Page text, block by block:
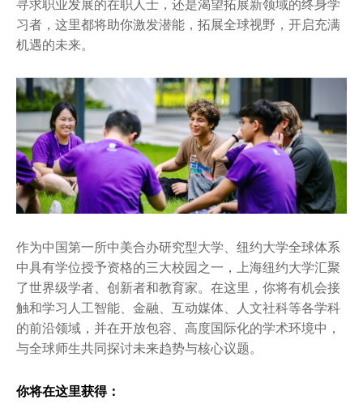
寻求职业发展的在职人士，还是渴望拓展新领域的终身学
习者，这里都将助你激发潜能，拓展全球视野，开启充满
机遇的未来。
作为中国第一所中美合办研究型大学、纽约大学全球体系
中具有学位授予资格的三大校园之一，上海纽约大学汇聚
了世界级学者、创新者和教育家。在这里，你将有机会接
触和学习人工智能、金融、互动媒体、人文社科等各学科
的前沿领域，并在开放包容、高度国际化的学术环境中，
与全球师生共同探讨未来趋势与核心议题。
你将在这里获得：